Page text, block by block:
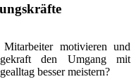
motivieren und
den Umgang mit
besser meistern?